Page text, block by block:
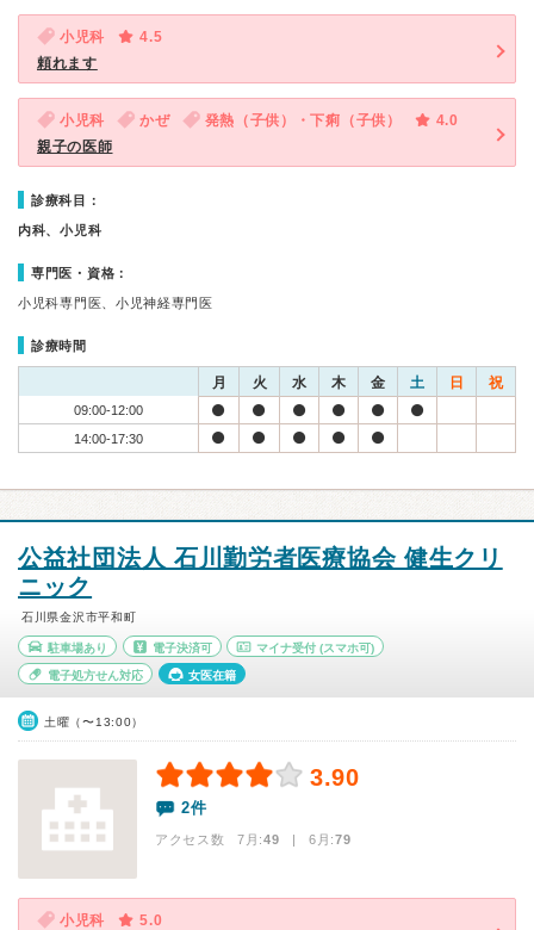
小児科
4.5
頼れます
小児科 かぜ 発熱（子供）・下痢（子供）
4.0
親子の医師
診療科目：
内科、小児科
専門医・資格：
小児科専門医、小児神経専門医
診療時間
月 火 水 木 金 土 日 祝
09:00-12:00
14:00-17:30
公益社団法人 石川勤労者医療協会 健生クリ
ニック
石川県金沢市平和町
駐車場あり 電子決済可 マイナ受付 (スマホ可)
電子処方せん対応 女医在籍
土曜（〜13:00）
3.90
2件
アクセス数 7月:49 | 6月:79
小児科
5.0